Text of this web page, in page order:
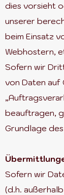
dies vorsieht
unserer
beim Einsatz
Webhostern,
Sofern wir
von Daten auf
beauftragen,
Grundlage
Sofern wir
(d.h.